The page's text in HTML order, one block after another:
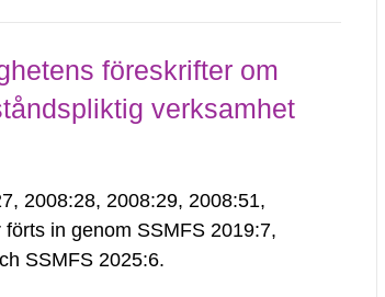
föreskrifter om
verksamhet
2008:28, 2008:29, 2008:51,
in genom SSMFS 2019:7,
SSMFS 2025:6.